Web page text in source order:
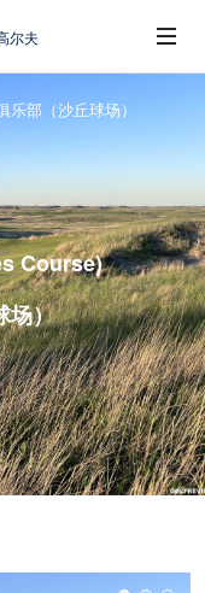
尔夫
星
乐部（沙丘球场）
Course)
场）